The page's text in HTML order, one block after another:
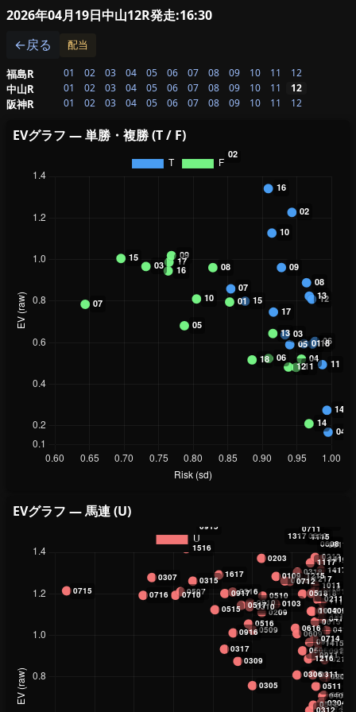
2026年04月19日中山12R発走:16:30
←戻る
配当
福島R 01 02 03 04 05 06 07 08 09 10 11 12
中山R 01 02 03 04 05 06 07 08 09 10 11 12
阪神R 01 02 03 04 05 06 07 08 09 10 11 12
EVグラフ — 単勝・複勝 (T / F)
EVグラフ — 馬連 (U)